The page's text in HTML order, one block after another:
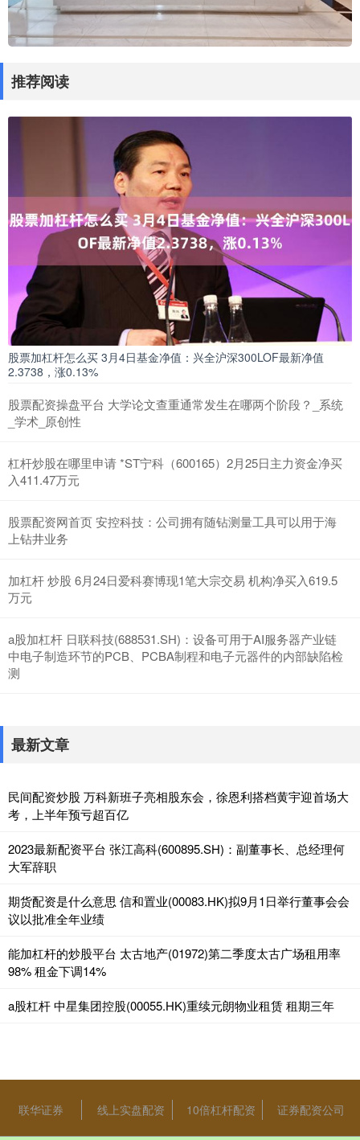
推荐阅读
股票加杠杆怎么买 3月4日基金净值：兴全沪深300LOF最新净值
2.3738，涨0.13%
股票配资操盘平台 大学论文查重通常发生在哪两个阶段？_系统
_学术_原创性
杠杆炒股在哪里申请 *ST宁科（600165）2月25日主力资金净买
入411.47万元
股票配资网首页 安控科技：公司拥有随钻测量工具可以用于海
上钻井业务
加杠杆 炒股 6月24日爱科赛博现1笔大宗交易 机构净买入619.5
万元
a股加杠杆 日联科技(688531.SH)：设备可用于AI服务器产业链
中电子制造环节的PCB、PCBA制程和电子元器件的内部缺陷检
测
最新文章
民间配资炒股 万科新班子亮相股东会，徐恩利搭档黄宇迎首场大
考，上半年预亏超百亿
2023最新配资平台 张江高科(600895.SH)：副董事长、总经理何
大军辞职
期货配资是什么意思 信和置业(00083.HK)拟9月1日举行董事会会
议以批准全年业绩
能加杠杆的炒股平台 太古地产(01972)第二季度太古广场租用率
98% 租金下调14%
a股杠杆 中星集团控股(00055.HK)重续元朗物业租赁 租期三年
联华证券 线上实盘配资 10倍杠杆配资 证券配资公司